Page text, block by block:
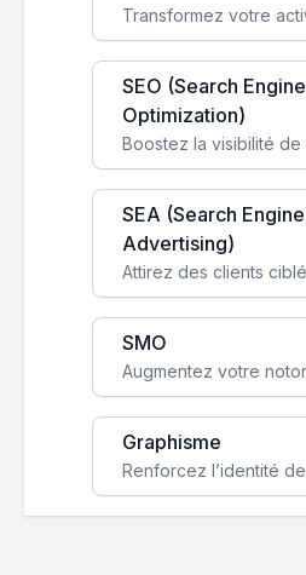
SEO (Search Engine
Optimization)
SEA (Search Engine
Advertising)
SMO
Graphisme